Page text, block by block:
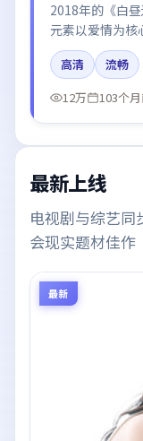
2018年的《白
元素以爱情为核
菲、王景春所饰
论。
高清
流畅
12万
103个
最新上线
电视剧与综艺
会现实题材佳作
最新